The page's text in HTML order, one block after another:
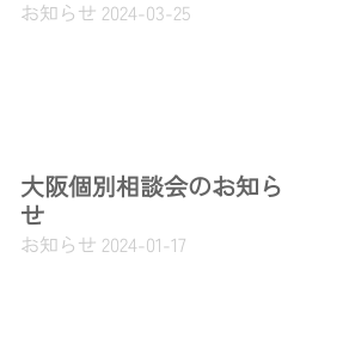
お知らせ 2024-03-25
大阪個別相談会のお知ら
せ
お知らせ 2024-01-17